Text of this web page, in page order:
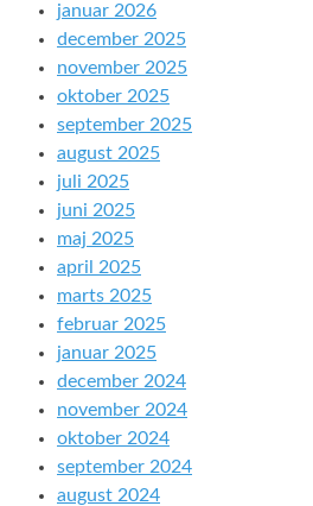
januar 2026
december 2025
november 2025
oktober 2025
september 2025
august 2025
juli 2025
juni 2025
maj 2025
april 2025
marts 2025
februar 2025
januar 2025
december 2024
november 2024
oktober 2024
september 2024
august 2024